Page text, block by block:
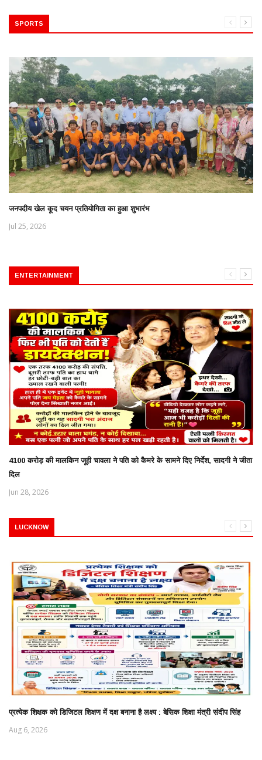
SPORTS
जनपदीय खेल कूद चयन प्रतियोगिता का हुआ शुभारंभ
Jul 25, 2026
ENTERTAINMENT
4100 करोड़ की मालकिन जूही चावला ने पति को कैमरे के सामने दिए निर्देश, सादगी ने जीता
दिल
Jun 28, 2026
LUCKNOW
प्रत्येक शिक्षक को डिजिटल शिक्षण में दक्ष बनाना है लक्ष्य : बेसिक शिक्षा मंत्री संदीप सिंह
Aug 6, 2026